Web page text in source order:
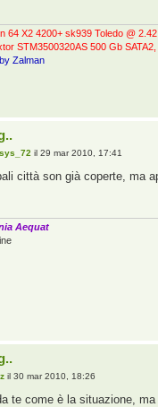
64 X2 4200+ sk939 Toledo @
STM3500320AS 500 Gb
Zalman
il 29 mar 2010, 17:41
città son già coperte, ma
Aequat
il 30 mar 2010, 18:26
te come è la situazione,